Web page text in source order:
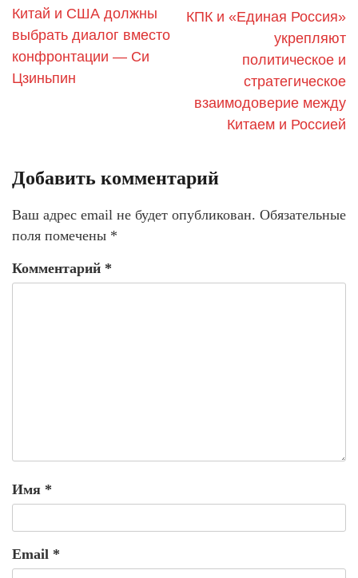
Китай и США должны
выбрать диалог вместо
конфронтации — Си
Цзиньпин
КПК и «Единая Россия»
укрепляют
политическое и
стратегическое
взаимодоверие между
Китаем и Россией
Добавить комментарий
Ваш адрес email не будет опубликован. Обязательные
поля помечены *
Комментарий *
Имя *
Email *